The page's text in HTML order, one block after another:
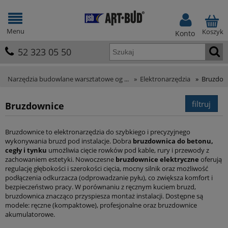
Koszyk
Konto
52 323 05 50
Menu
Narzędzia budowlane warsztatowe og ... » Elektronarzędzia »
Bruzdownice filtruj
Bruzdownice to elektronarzędzia do szybkiego i precyzyjnego
wykonywania bruzd pod instalacje. Dobra bruzdownica do betonu,
cegły i tynku umożliwia cięcie rowków pod kable, rury i przewody z
zachowaniem estetyki. Nowoczesne bruzdownice elektryczne oferują
regulację głębokości i szerokości cięcia, mocny silnik oraz możliwość
podłączenia odkurzacza (odprowadzanie pyłu), co zwiększa komfort i
bezpieczeństwo pracy. W porównaniu z ręcznym kuciem bruzd,
bruzdownica znacząco przyspiesza montaż instalacji. Dostępne są
modele: ręczne (kompaktowe), profesjonalne oraz bruzdownice
akumulatorowe.